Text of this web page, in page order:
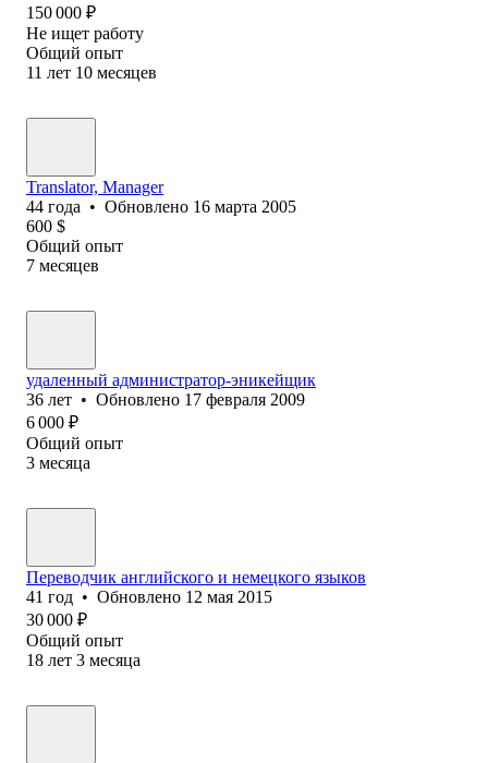
150 000 ₽
Не ищет работу
Общий опыт
11 лет 10 месяцев
Translator, Manager
44 года • Обновлено 16 марта 2005
600 $
Общий опыт
7 месяцев
удаленный администратор-эникейщик
36 лет • Обновлено 17 февраля 2009
6 000 ₽
Общий опыт
3 месяца
Переводчик английского и немецкого языков
41 год • Обновлено 12 мая 2015
30 000 ₽
Общий опыт
18 лет 3 месяца